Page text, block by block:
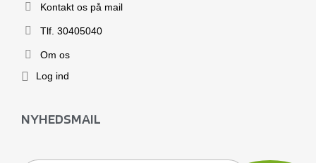
Kontakt os på mail
Tlf. 30405040
Om os
Log ind
NYHEDSMAIL